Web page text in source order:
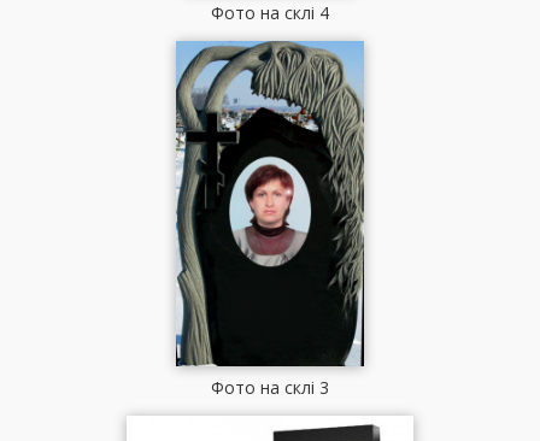
Фото на склі 4
Фото на склі 3